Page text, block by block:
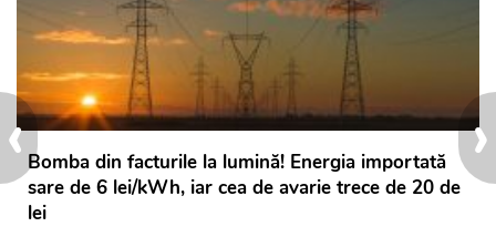
›
‹Bomba din facturile la lumină! Energia importată
sare de 6 lei/kWh, iar cea de avarie trece de 20 de
lei